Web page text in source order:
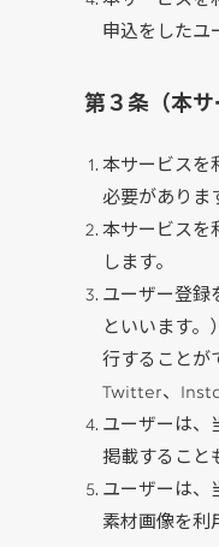
申込をしたユ
第３条（本サ
本サービスを
必要がありま
本サービスを
します。
ユーザー登録
といいます
行することが
Twitter、
ユーザーは、
掲載すること
ユーザーは、
素材画像を利